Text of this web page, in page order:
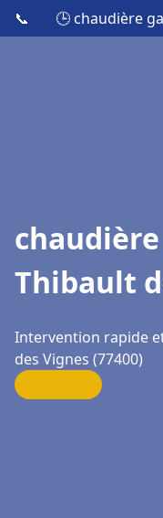
📞 🕒 chaudière
Thibault
Intervention rapide
des Vignes (77400)